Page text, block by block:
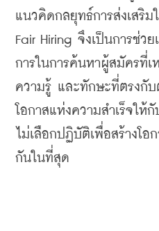
แนวคิดกลยุทธ์การส่งเสริม
Fair Hiring จึงเป็นการช่ว
การในการค้นหาผู้สมัครที่
ความรู้ และทักษะที่ตรงกั
โอกาสแห่งความสำเร็จใ
ไม่เลือกปฏิบัติเพื่อสร้างโอ
กันในที่สุด